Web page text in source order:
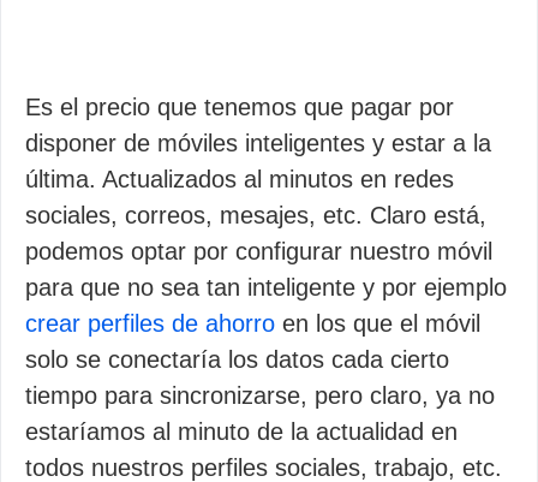
Es el precio que tenemos que pagar por
disponer de móviles inteligentes y estar a la
última. Actualizados al minutos en redes
sociales, correos, mesajes, etc. Claro está,
podemos optar por configurar nuestro móvil
para que no sea tan inteligente y por ejemplo
crear perfiles de ahorro en los que el móvil
solo se conectaría los datos cada cierto
tiempo para sincronizarse, pero claro, ya no
estaríamos al minuto de la actualidad en
todos nuestros perfiles sociales, trabajo, etc.